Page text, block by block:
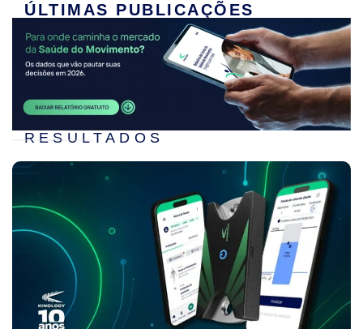
ÚLTIMAS PUBLICAÇÕES
RESULTADOS